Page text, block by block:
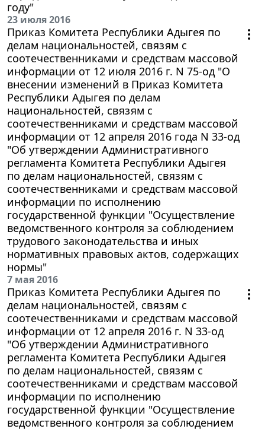
году"
23 июля 2016
Приказ Комитета Республики Адыгея по
делам национальностей, связям с
соотечественниками и средствам массовой
информации от 12 июля 2016 г. N 75-од "О
внесении изменений в Приказ Комитета
Республики Адыгея по делам
национальностей, связям с
соотечественниками и средствам массовой
информации от 12 апреля 2016 года N 33-од
"Об утверждении Административного
регламента Комитета Республики Адыгея
по делам национальностей, связям с
соотечественниками и средствам массовой
информации по исполнению
государственной функции "Осуществление
ведомственного контроля за соблюдением
трудового законодательства и иных
нормативных правовых актов, содержащих
нормы"
7 мая 2016
Приказ Комитета Республики Адыгея по
делам национальностей, связям с
соотечественниками и средствам массовой
информации от 12 апреля 2016 г. N 33-од
"Об утверждении Административного
регламента Комитета Республики Адыгея
по делам национальностей, связям с
соотечественниками и средствам массовой
информации по исполнению
государственной функции "Осуществление
ведомственного контроля за соблюдением